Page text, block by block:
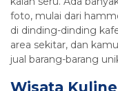
foto, mulai dari
di dinding-dinding
area sekitar, dan
jual barang-barang
Wisata